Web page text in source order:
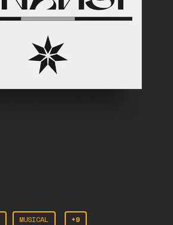
MUSICAL +9